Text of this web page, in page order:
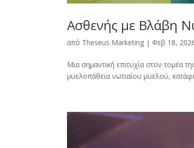
Ασθενής με Βλάβη
από Theseus Marketing | Φεβ 18,
Μια σημαντική επιτυχία στον τομέα
μυελοπάθεια νωτιαίου μυελού,